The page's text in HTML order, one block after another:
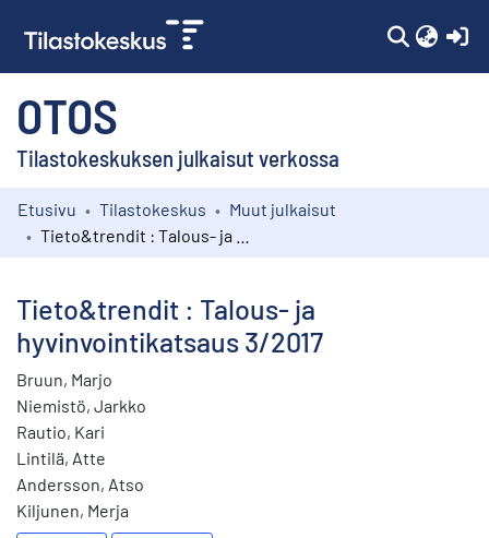
OTOS
Tilastokeskuksen julkaisut verkossa
Kokoelmat
Etusivu Tilastokeskus
Muut julkaisut
Tieto&trendit : Talous- ja
hyvinvointikatsaus 3/2017
Bruun, Marjo
Niemistö, Jarkko
Rautio, Kari
Lintilä, Atte
Andersson, Atso
Kiljunen, Merja